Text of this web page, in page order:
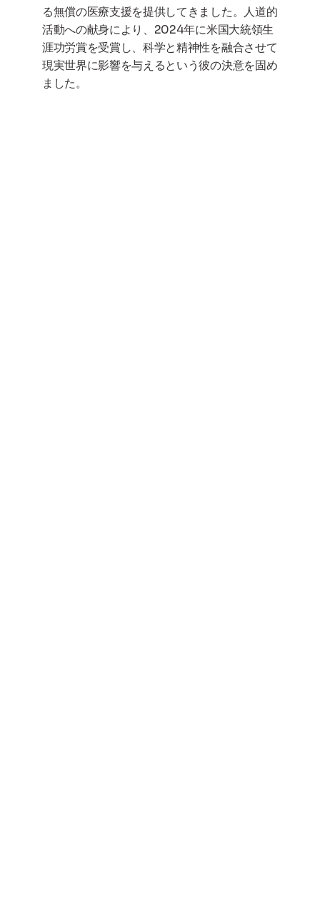
る無償の医療支援を提供してきました。人道的
活動への献身により、2024年に米国大統領生
涯功労賞を受賞し、科学と精神性を融合させて
現実世界に影響を与えるという彼の決意を固め
ました。